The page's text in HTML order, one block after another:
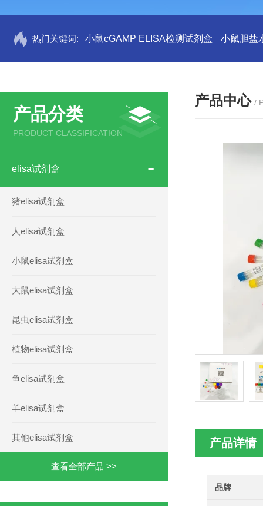
热门关键词: 小鼠cGAMP ELISA检测试剂盒 小鼠胆盐
产品分类
PRODUCT CLASSIFICATION
elisa试剂盒
猪elisa试剂盒
人elisa试剂盒
小鼠elisa试剂盒
大鼠elisa试剂盒
昆虫elisa试剂盒
植物elisa试剂盒
鱼elisa试剂盒
羊elisa试剂盒
其他elisa试剂盒
查看全部产品 >>
产品中心 /
产品详情
品牌